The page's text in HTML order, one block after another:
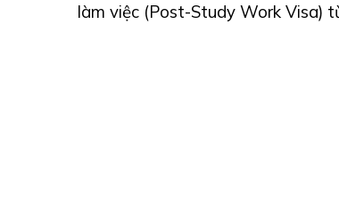
làm việc (Post-Study Work Visa)